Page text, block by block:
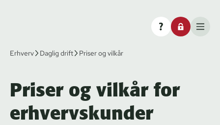
Erhverv Daglig drift Priser og vilkår
Priser og vilkår for
erhvervskunder